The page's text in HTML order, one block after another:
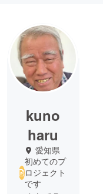
kuno
haru
愛知県
初めてのプ
ロジェクト
です